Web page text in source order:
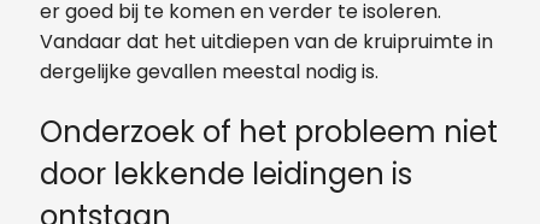
er goed bij te komen en verder te isoleren.
Vandaar dat het uitdiepen van de kruipruimte in
dergelijke gevallen meestal nodig is.
Onderzoek of het probleem niet
door lekkende leidingen is
ontstaan